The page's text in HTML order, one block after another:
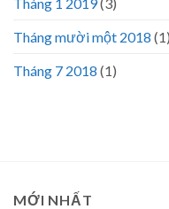
Tháng mười một 2018 (1)
Tháng 7 2018 (1)
MỚI NHẤT